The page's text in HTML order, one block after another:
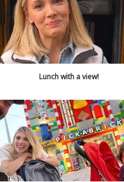
Lunch with a view!